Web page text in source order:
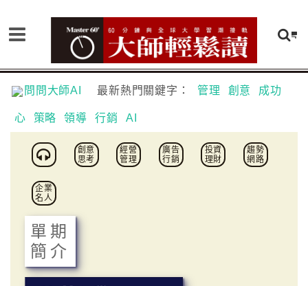
問問大師AI 最新熱門關鍵字： 管理 創意 成功
心 策略 領導 行銷 AI
創意
思考
經營
管理
廣告
行銷
投資
理財
趨勢
網路
企業
名人
單期
簡介